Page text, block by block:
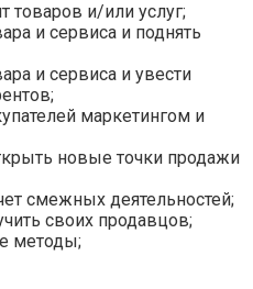
товаров и/или услуг;
и сервиса и поднять
и сервиса и увести
маркетингом и
новые точки продажи
смежных деятельностей;
своих продавцов;
методы;